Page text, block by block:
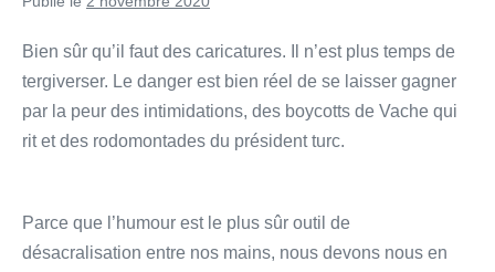
Bien sûr qu’il faut des caricatures. Il n’est plus temps de
tergiverser. Le danger est bien réel de se laisser gagner
par la peur des intimidations, des boycotts de Vache qui
rit et des rodomontades du président turc.
Parce que l’humour est le plus sûr outil de
désacralisation entre nos mains, nous devons nous en